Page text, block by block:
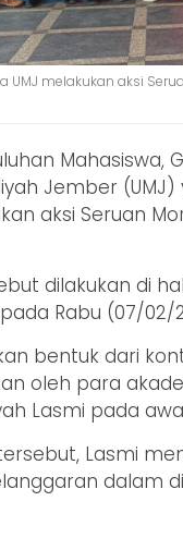
UMJ melakukan aksi
Mahasiswa,
Jember
aksi Seruan
dilakukan di
Rabu (07/02/
bentuk dari
oleh para
Lasmi pada
Lasmi
dalam